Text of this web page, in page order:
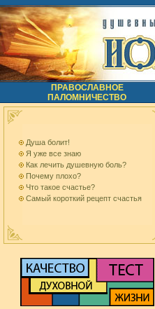
ПРАВОСЛАВНОЕ
ПАЛОМНИЧЕСТВО
Душа болит!
Я уже все знаю
Как лечить душевную боль?
Почему плохо?
Что такое счастье?
Самый короткий рецепт счастья